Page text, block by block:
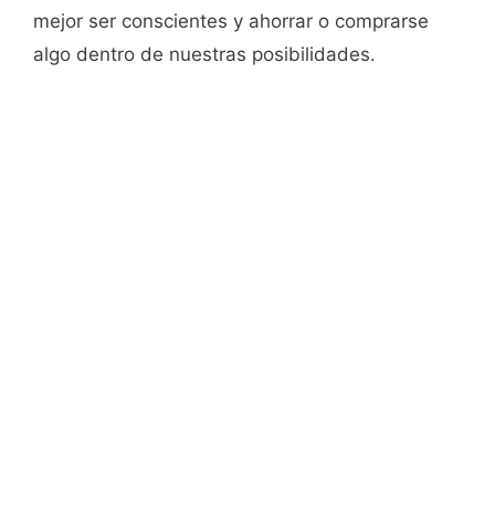
mejor ser conscientes y ahorrar o comprarse
algo dentro de nuestras posibilidades.